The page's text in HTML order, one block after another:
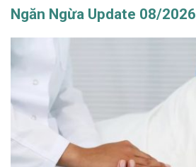
Ngăn Ngừa Update 08/2026